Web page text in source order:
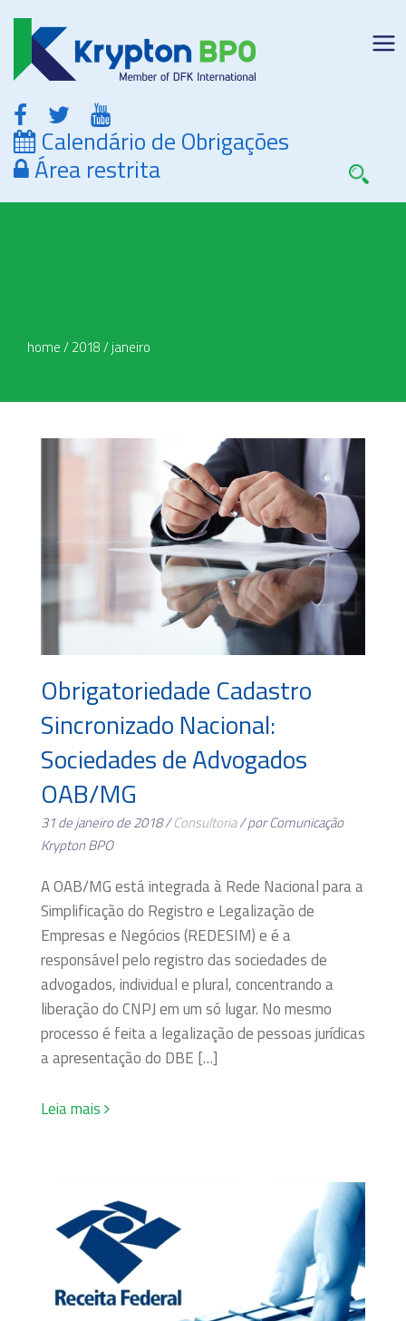
Calendário de Obrigações
Área restrita
home/2018/janeiro
Obrigatoriedade Cadastro
Sincronizado Nacional:
Sociedades de Advogados
OAB/MG
31 de janeiro de 2018 /Consultoria/ por Comunicação
Krypton BPO
A OAB/MG está integrada à Rede Nacional para a
Simplificação do Registro e Legalização de
Empresas e Negócios (REDESIM) e é a
responsável pelo registro das sociedades de
advogados, individual e plural, concentrando a
liberação do CNPJ em um só lugar. No mesmo
processo é feita a legalização de pessoas jurídicas
a apresentação do DBE […]
Leia mais